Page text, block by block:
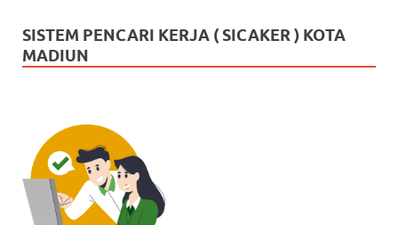
SISTEM PENCARI KERJA ( SICAKER ) KOTA
MADIUN